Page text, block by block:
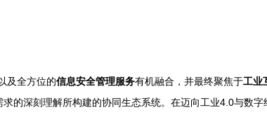
及全方位的信息安全管理服务有机融合，并最终聚焦于工业
的深刻理解所构建的协同生态系统。在迈向工业4.0与数